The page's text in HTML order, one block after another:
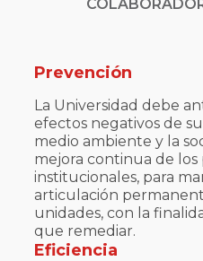
Prevención
La Universidad debe
efectos negativos de
medio ambiente y la
mejora continua de los
institucionales, para
articulación
unidades, con la
que remediar.
Eficiencia